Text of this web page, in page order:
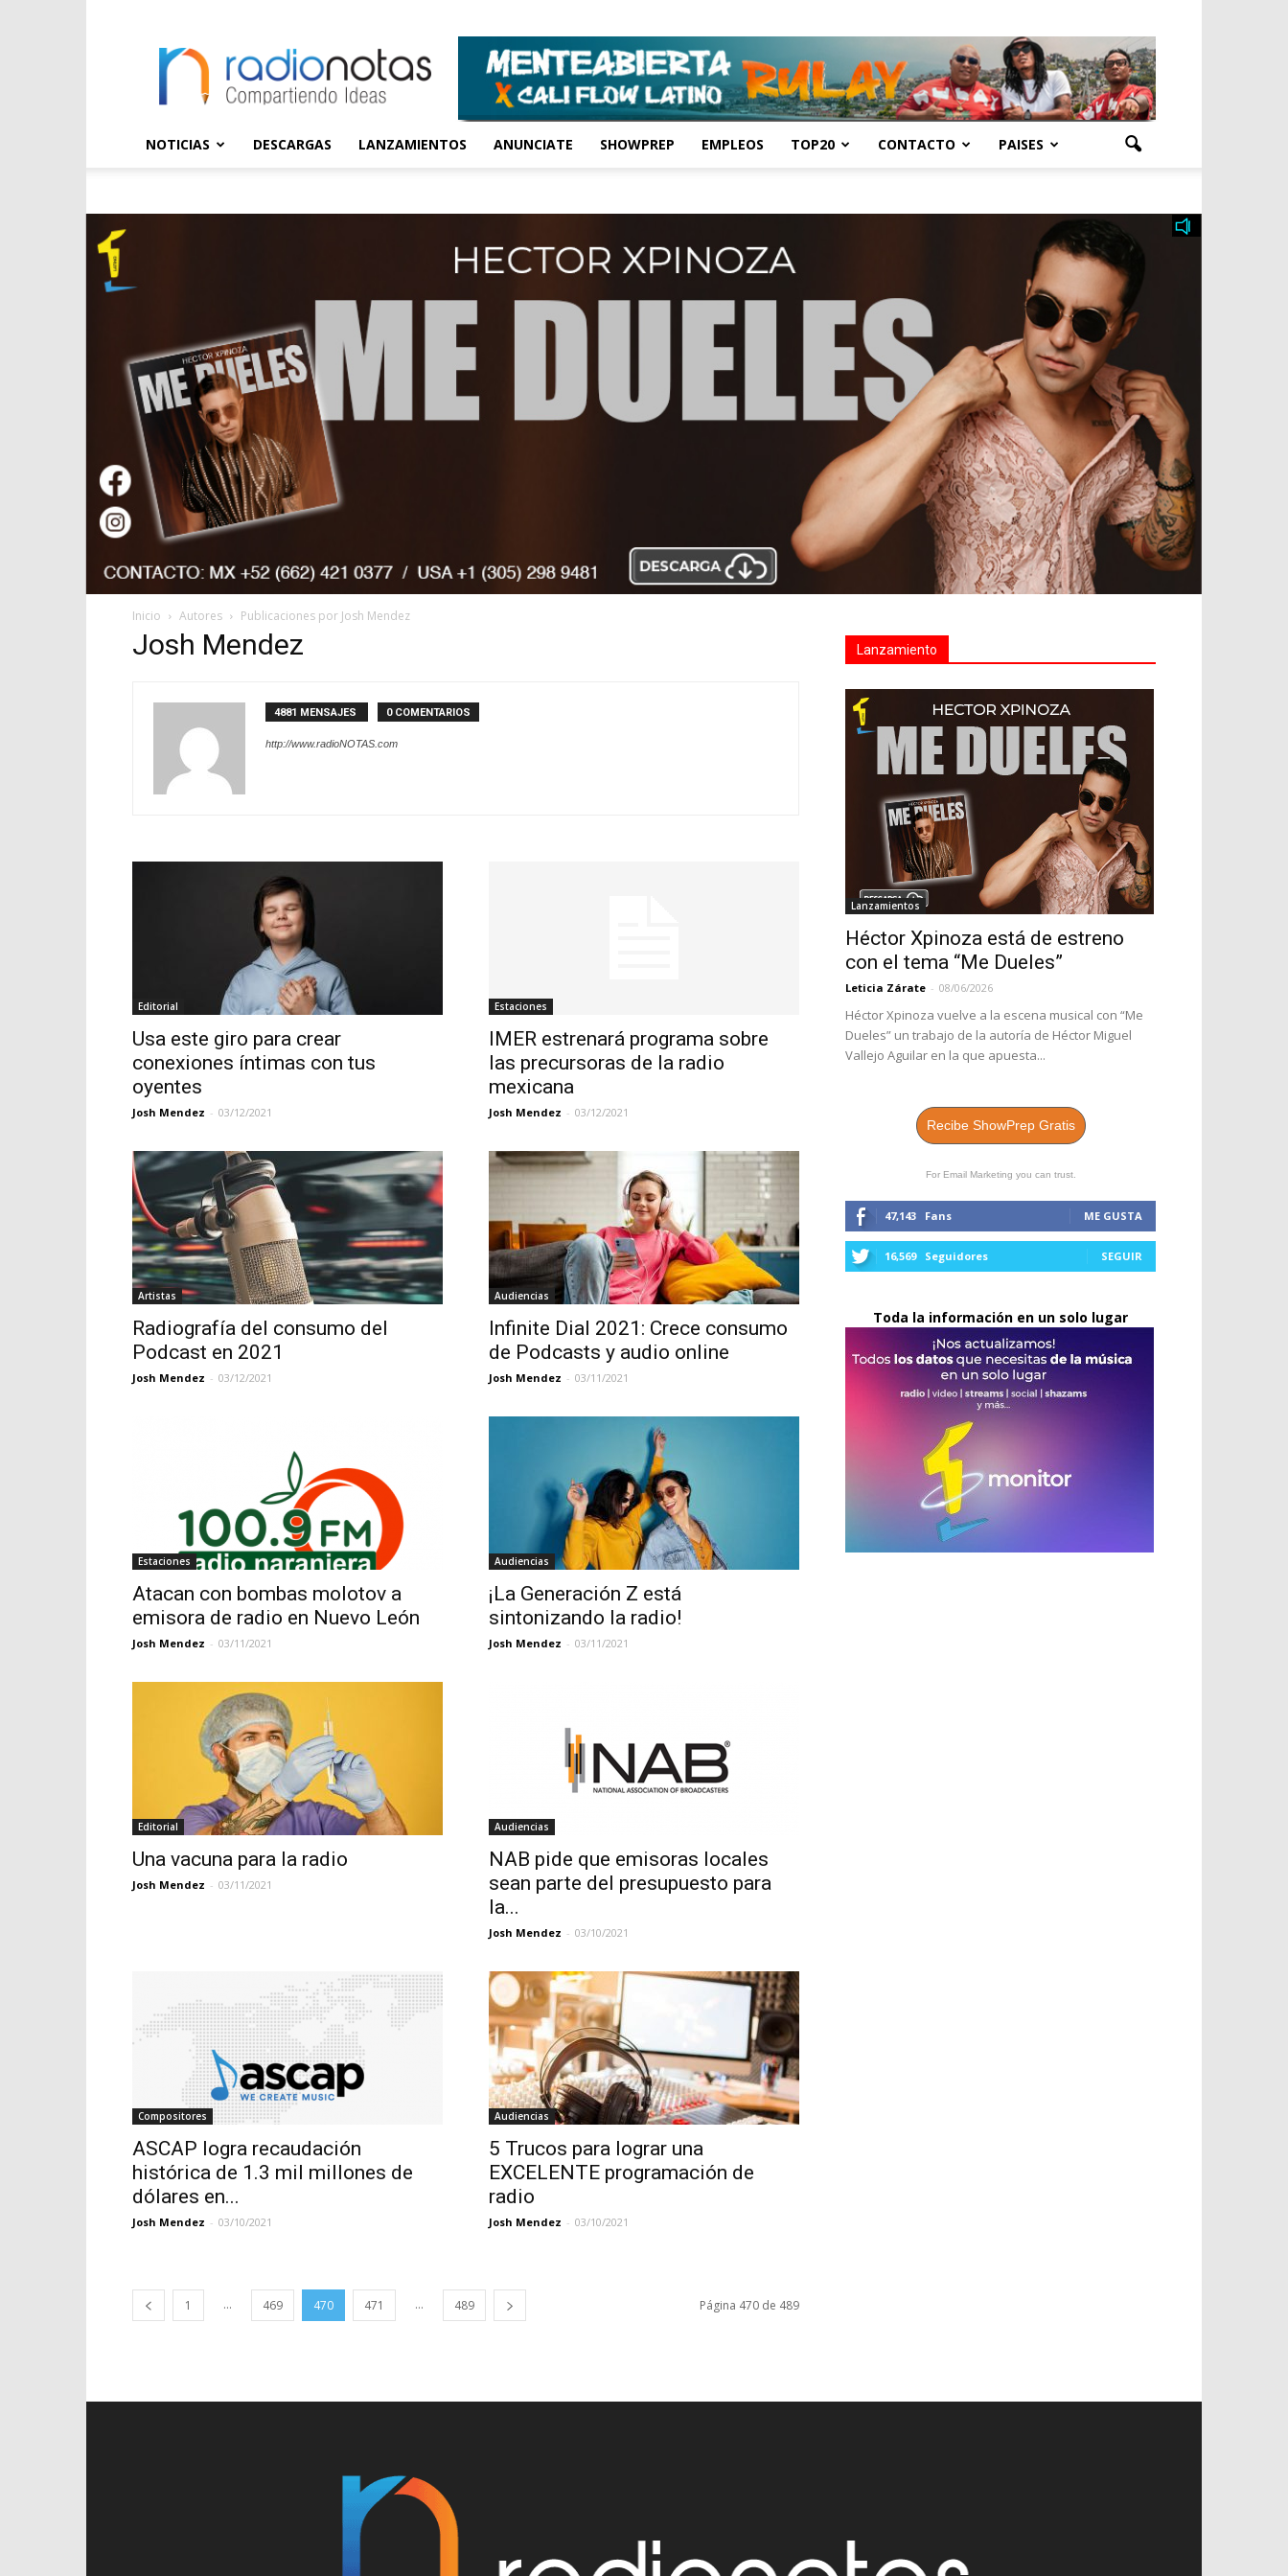
NOTICIAS DESCARGAS LANZAMIENTOS ANUNCIATE SHOWPREP EMPLEOS TOP20 CONTACTO PAISES
Inicio Autores Publicaciones por Josh Mendez
Josh Mendez
4881 MENSAJES 0 COMENTARIOS
http://www.radioNOTAS.com
Editorial
Usa este giro para crear
conexiones íntimas con tus
oyentes
Josh Mendez - 03/12/2021
Estaciones
IMER estrenará programa sobre
las precursoras de la radio
mexicana
Josh Mendez - 03/12/2021
Artistas
Radiografía del consumo del
Podcast en 2021
Josh Mendez - 03/12/2021
Audiencias
Infinite Dial 2021: Crece consumo
de Podcasts y audio online
Josh Mendez - 03/11/2021
Estaciones
Atacan con bombas molotov a
emisora de radio en Nuevo León
Josh Mendez - 03/11/2021
Audiencias
¡La Generación Z está
sintonizando la radio!
Josh Mendez - 03/11/2021
Editorial
Una vacuna para la radio
Josh Mendez - 03/11/2021
Audiencias
NAB pide que emisoras locales
sean parte del presupuesto para
la...
Josh Mendez - 03/10/2021
Compositores
ASCAP logra recaudación
histórica de 1.3 mil millones de
dólares en...
Josh Mendez - 03/10/2021
Audiencias
5 Trucos para lograr una
EXCELENTE programación de
radio
Josh Mendez - 03/10/2021
1 ... 469 470 471 ... 489 Página 470 de 489
Lanzamiento
Lanzamientos
Héctor Xpinoza está de estreno
con el tema “Me Dueles”
Leticia Zárate - 08/06/2026
Héctor Xpinoza vuelve a la escena musical con “Me
Dueles” un trabajo de la autoría de Héctor Miguel
Vallejo Aguilar en la que apuesta...
Recibe ShowPrep Gratis
For Email Marketing you can trust.
47,143 Fans ME GUSTA
16,569 Seguidores SEGUIR
Toda la información en un solo lugar